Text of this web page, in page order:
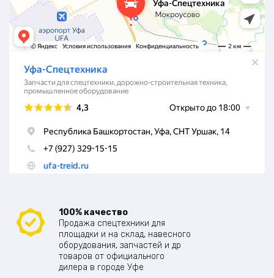
100% качество
Продажа спецтехники для
площадки и на склад, навесного
оборудования, запчастей и др
товаров от официального
дилера в городе Уфе